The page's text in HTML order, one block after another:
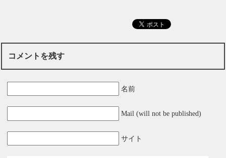
コメントを残す
名前
Mail (will not be published)
サイト